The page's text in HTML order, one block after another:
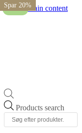
Skip to main content
Products search
Tilbud
Spar 20%
Spar 20%
Spar 20%
Spar 20%